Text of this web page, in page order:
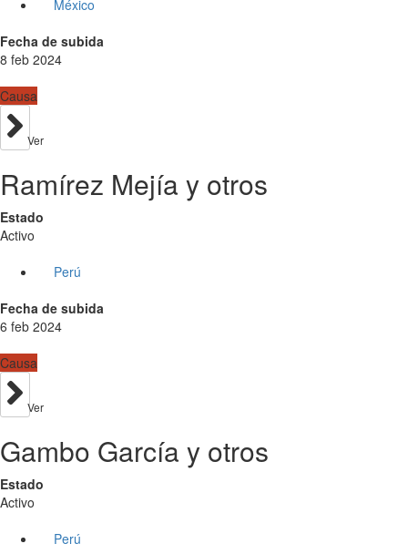
México
Fecha de subida
8 feb 2024
Causa
Ver
Ramírez Mejía y otros
Estado
Activo
Perú
Fecha de subida
6 feb 2024
Causa
Ver
Gambo García y otros
Estado
Activo
Perú